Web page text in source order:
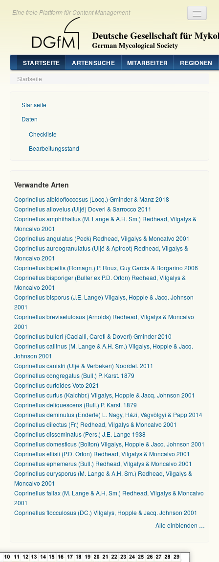
Eine freie Plattform für Content Management
STARTSEITE ARTENSUCHE MITARBEITER REGIONEN
Startseite
Startseite
Daten
Checkliste
Bearbeitungsstand
Verwandte Arten
Coprinellus albidofloccosus (Locq.) Gminder & Manz 2018
Coprinellus allovelus (Uljé) Doveri & Sarrocco 2011
Coprinellus amphithallus (M. Lange & A.H. Sm.) Redhead, Vilgalys &
Moncalvo 2001
Coprinellus angulatus (Peck) Redhead, Vilgalys & Moncalvo 2001
Coprinellus aureogranulatus (Uljé & Aptroot) Redhead, Vilgalys &
Moncalvo 2001
Coprinellus bipellis (Romagn.) P. Roux, Guy Garcia & Borgarino 2006
Coprinellus bisporiger (Buller ex P.D. Orton) Redhead, Vilgalys &
Moncalvo 2001
Coprinellus bisporus (J.E. Lange) Vilgalys, Hopple & Jacq. Johnson
2001
Coprinellus brevisetulosus (Arnolds) Redhead, Vilgalys & Moncalvo
2001
Coprinellus bulleri (Cacialli, Caroti & Doveri) Gminder 2010
Coprinellus callinus (M. Lange & A.H. Sm.) Vilgalys, Hopple & Jacq.
Johnson 2001
Coprinellus canistri (Uljé & Verbeken) Noordel. 2011
Coprinellus congregatus (Bull.) P. Karst. 1879
Coprinellus curtoides Voto 2021
Coprinellus curtus (Kalchbr.) Vilgalys, Hopple & Jacq. Johnson 2001
Coprinellus deliquescens (Bull.) P. Karst. 1879
Coprinellus deminutus (Enderle) L. Nagy, Házi, Vágvölgyi & Papp 2014
Coprinellus dilectus (Fr.) Redhead, Vilgalys & Moncalvo 2001
Coprinellus disseminatus (Pers.) J.E. Lange 1938
Coprinellus domesticus (Bolton) Vilgalys, Hopple & Jacq. Johnson 2001
Coprinellus ellisii (P.D. Orton) Redhead, Vilgalys & Moncalvo 2001
Coprinellus ephemerus (Bull.) Redhead, Vilgalys & Moncalvo 2001
Coprinellus eurysporus (M. Lange & A.H. Sm.) Redhead, Vilgalys &
Moncalvo 2001
Coprinellus fallax (M. Lange & A.H. Sm.) Redhead, Vilgalys & Moncalvo
2001
Coprinellus flocculosus (DC.) Vilgalys, Hopple & Jacq. Johnson 2001
Alle einblenden …